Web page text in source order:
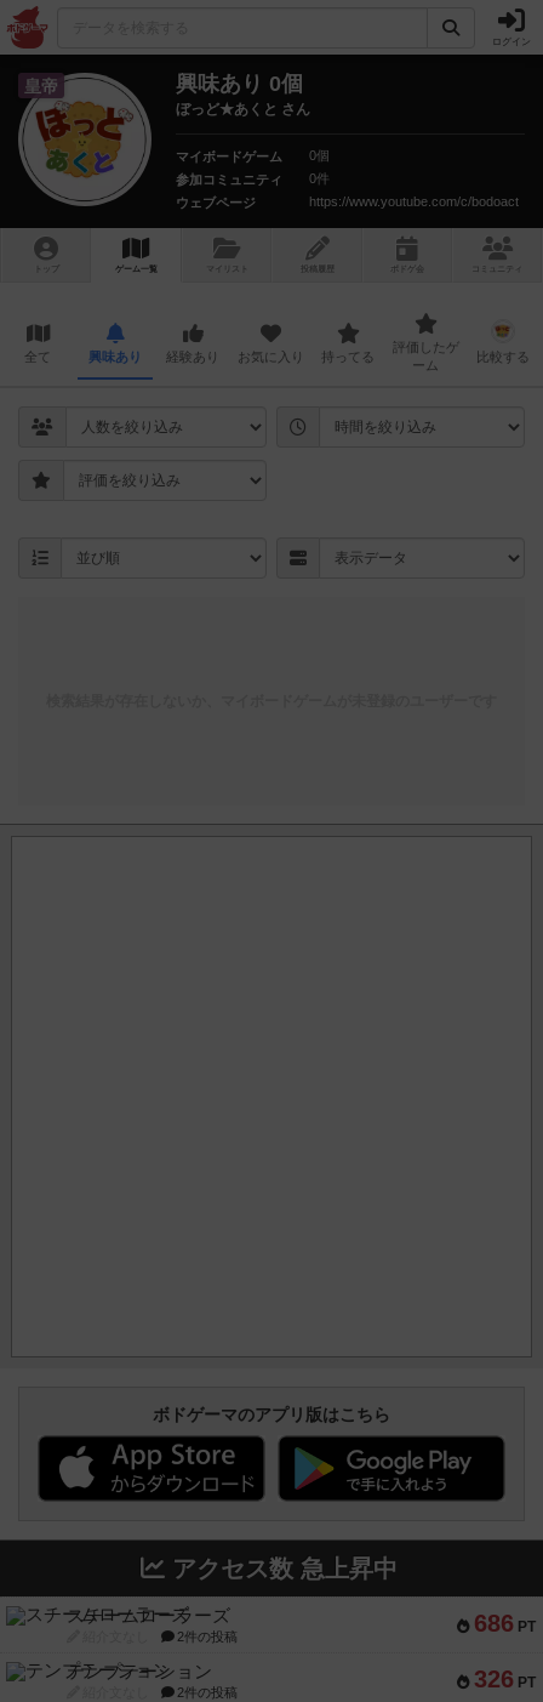
ログイン
皇帝 興味あり 0個
ぼっど★あくと さん
マイボードゲーム
0個
参加コミュニティ
0件
ウェブページ
https://www.youtube.com/c/bodoact
トップ ゲーム一覧 マイリスト 投稿履歴 ボ ドゲ コミュニティ
全て 興味あり 経験あり お気に入り 持ってる
評価したゲ
ーム
比較する
ボドゲーマのアプリ版はこちら
アクセス数 急上昇中
686 PT
スチームローラーズ
2件の投稿
326 PT
テンプテーション
2件の投稿